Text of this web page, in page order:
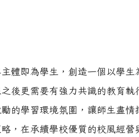
體即為學生，創造一個以學
後更需要有強力共識的教育
的學習環境氛圍，讓師生盡
，在承續學校優質的校風經